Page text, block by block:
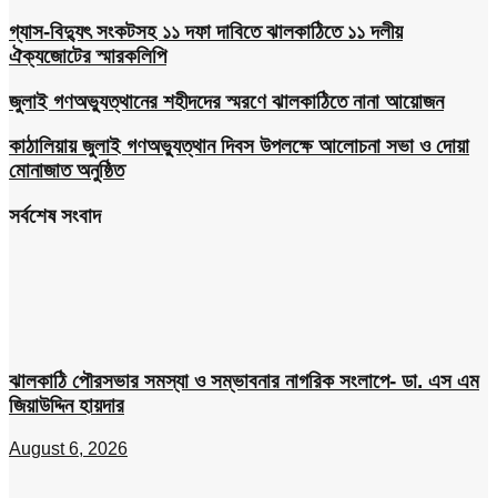
গ্যাস-বিদ্যুৎ সংকটসহ ১১ দফা দাবিতে ঝালকাঠিতে ১১ দলীয়
ঐক্যজোটের স্মারকলিপি
জুলাই গণঅভ্যুত্থানের শহীদদের স্মরণে ঝালকাঠিতে নানা আয়োজন
কাঠালিয়ায় জুলাই গণঅভ্যুত্থান দিবস উপলক্ষে আলোচনা সভা ও দোয়া
মোনাজাত অনুষ্ঠিত
সর্বশেষ সংবাদ
ঝালকাঠি পৌরসভার সমস্যা ও সম্ভাবনার নাগরিক সংলাপে- ডা. এস এম
জিয়াউদ্দিন হায়দার
August 6, 2026